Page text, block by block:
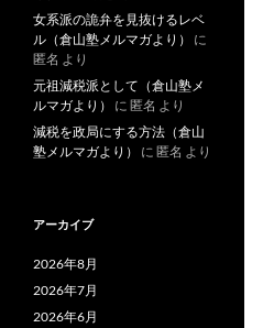
女系派の詭弁を見抜けるレベ
ル（倉山塾メルマガより）
に
匿名 より
元祖減税派として（倉山塾メ
ルマガより）
に 匿名 より
減税を政局にする方法（倉山
塾メルマガより）
に 匿名 より
アーカイブ
2026年8月
2026年7月
2026年6月